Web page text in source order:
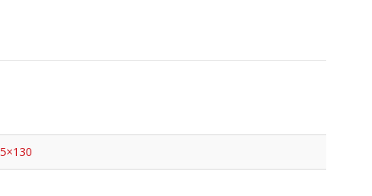
5×130